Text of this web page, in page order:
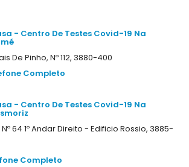
- Centro De Testes Covid-19 Na
De Pinho, Nº 112, 3880-400
Completo
- Centro De Testes Covid-19 Na
64 1º Andar Direito - Edificio Rossio, 3885-
Completo